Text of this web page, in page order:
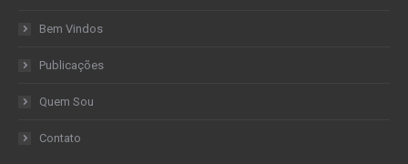
Bem Vindos
Publicações
Quem Sou
Contato